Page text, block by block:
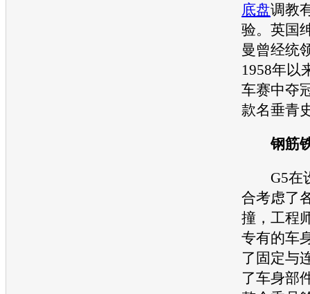
底盘调教
验。英国
曼曾经统
1958年以
车赛中夺
款名垂青
钢筋铁
G5在
合考虑了
撞，工程
专有的车
了固定与
了车身部